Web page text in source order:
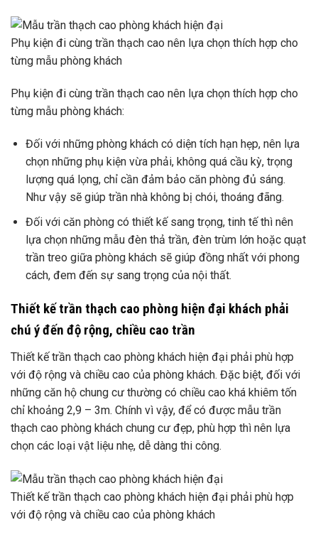
Phụ kiện đi cùng trần thạch cao nên lựa chọn thích hợp cho
từng mẫu phòng khách
Phụ kiện đi cùng trần thạch cao nên lựa chọn thích hợp cho
từng mẫu phòng khách:
Đối với những phòng khách có diện tích hạn hẹp, nên lựa
chọn những phụ kiện vừa phải, không quá cầu kỳ, trọng
lượng quá lọng, chỉ cần đảm bảo căn phòng đủ sáng.
Như vậy sẽ giúp trần nhà không bị chói, thoáng đãng.
Đối với căn phòng có thiết kế sang trọng, tinh tế thì nên
lựa chọn những mẫu đèn thả trần, đèn trùm lớn hoặc quạt
trần treo giữa phòng khách sẽ giúp đồng nhất với phong
cách, đem đến sự sang trọng của nội thất.
Thiết kế trần thạch cao phòng hiện đại khách phải
chú ý đến độ rộng, chiều cao trần
Thiết kế trần thạch cao phòng khách hiện đại phải phù hợp
với độ rộng và chiều cao của phòng khách. Đặc biệt, đối với
những căn hộ chung cư thường có chiều cao khá khiêm tốn
chỉ khoảng 2,9 – 3m. Chính vì vậy, để có được mẫu trần
thạch cao phòng khách chung cư đẹp, phù hợp thì nên lựa
chọn các loại vật liệu nhẹ, dễ dàng thi công.
Thiết kế trần thạch cao phòng khách hiện đại phải phù hợp
với độ rộng và chiều cao của phòng khách